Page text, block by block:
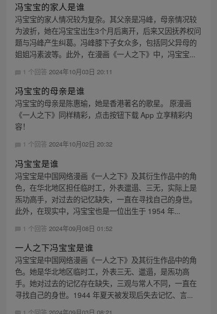
冯宝宝的家人是谁
冯宝宝的家人情况较为复杂。其父亲是冯峰，母亲情况较
为波折，她在冯宝宝出生3个月后离开，后来又因抚养权问
题与冯峰产生纠葛。冯峰膝下子女众多，包括同父异母的
姐姐冯素波等。此外，在漫画《一人之下》中，冯宝宝...
1 个回答 2024年10月03日 20:11
冯宝宝的母亲是谁
冯宝宝的母亲是陈惠瑜，她是香港著名的歌星。 原漫画
《一人之下》同样精彩，点击按钮下载 App 立享精彩内
容！
1 个回答 2024年10月02日 20:32
冯宝宝是谁
冯宝宝是中国网络漫画《一人之下》及其衍生作品中的角
色，在华北地区担任临时工，外表邋遢、三无，实际上是
炁功高手，对过去的记忆缺失，一直在寻找自己的身世。
此外，在现实中，冯宝宝也是一位出生于 1954 年...
1 个回答 2024年09月08日 01:52
一人之下冯宝宝是谁
冯宝宝是中国网络漫画《一人之下》及其衍生作品中的角
色。她是华北地区临时工，外表三无、邋遢，是炁功高
手。她对过去的记忆存在缺失，三观与常人不同，一直在
寻找自己的身世。1944 年夏天被发现后失去记忆、言...